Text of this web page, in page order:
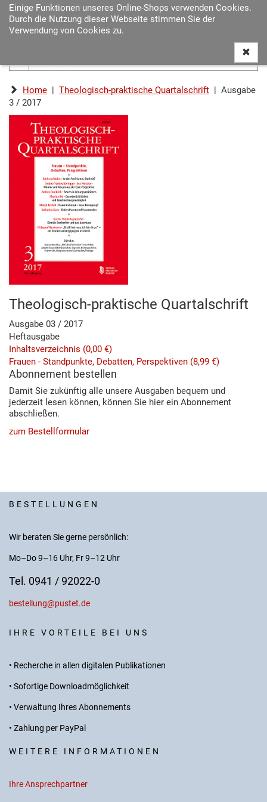
Einige Funktionen unseres Online-Shops verwenden Cookies.
Durch die Nutzung dieser Webseite stimmen Sie der
Verwendung von Cookies zu.
Home | Theologisch-praktische Quartalschrift | Ausgabe
3 / 2017
Theologisch-praktische Quartalschrift
Ausgabe 03 / 2017
Heftausgabe
Inhaltsverzeichnis (0,00 €)
Frauen - Standpunkte, Debatten, Perspektiven (8,99 €)
Abonnement bestellen
Damit Sie zukünftig alle unsere Ausgaben bequem und
jederzeit lesen können, können Sie hier ein Abonnement
abschließen.
zum Bestellformular
BESTELLUNGEN
Wir beraten Sie gerne persönlich:
Mo–Do 9–16 Uhr, Fr 9–12 Uhr
Tel. 0941 / 92022-0
bestellung@pustet.de
IHRE VORTEILE BEI UNS
• Recherche in allen digitalen Publikationen
• Sofortige Downloadmöglichkeit
• Verwaltung Ihres Abonnements
• Zahlung per PayPal
WEITERE INFORMATIONEN
Ihre Ansprechpartner